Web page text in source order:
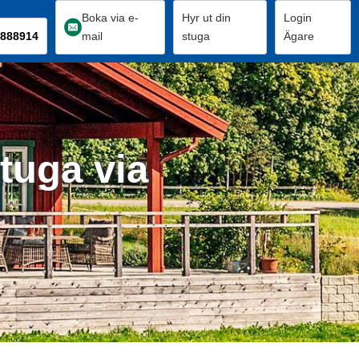
Boka via e-
mail
Hyr ut din
stuga
Login
Ägare
via